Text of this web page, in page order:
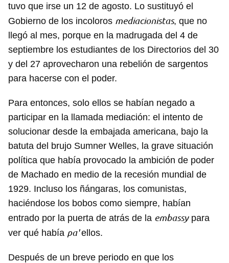
tuvo que irse un 12 de agosto. Lo sustituyó el
Gobierno de los incoloros mediacionistas, que no
llegó al mes, porque en la madrugada del 4 de
septiembre los estudiantes de los Directorios del 30
y del 27 aprovecharon una rebelión de sargentos
para hacerse con el poder.
Para entonces, solo ellos se habían negado a
participar en la llamada mediación: el intento de
solucionar desde la embajada americana, bajo la
batuta del brujo Sumner Welles, la grave situación
política que había provocado la ambición de poder
de Machado en medio de la recesión mundial de
1929. Incluso los ñángaras, los comunistas,
haciéndose los bobos como siempre, habían
entrado por la puerta de atrás de la embassypara
ver qué había pa'ellos.
Después de un breve periodo en que los